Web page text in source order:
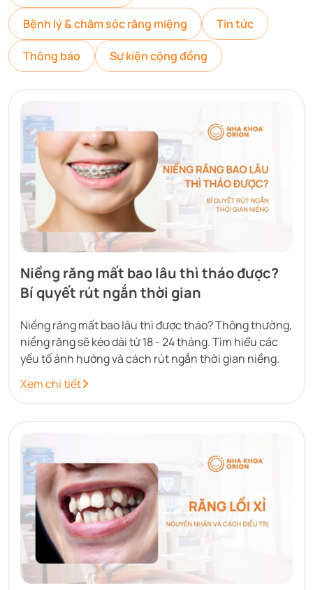
Bệnh lý & chăm sóc răng miệng Tin tức
Thông báo Sự kiện cộng đồng
Niềng răng mất bao lâu thì tháo được?
Bí quyết rút ngắn thời gian
Niềng răng mất bao lâu thì được tháo? Thông thường,
niềng răng sẽ kéo dài từ 18 - 24 tháng. Tìm hiểu các
yếu tố ảnh hưởng và cách rút ngắn thời gian niềng.
Xem chi tiết